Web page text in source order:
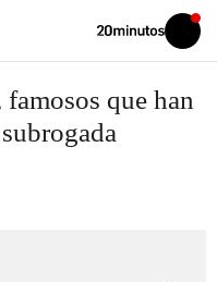
Volver
Iniciar
sesión
que han